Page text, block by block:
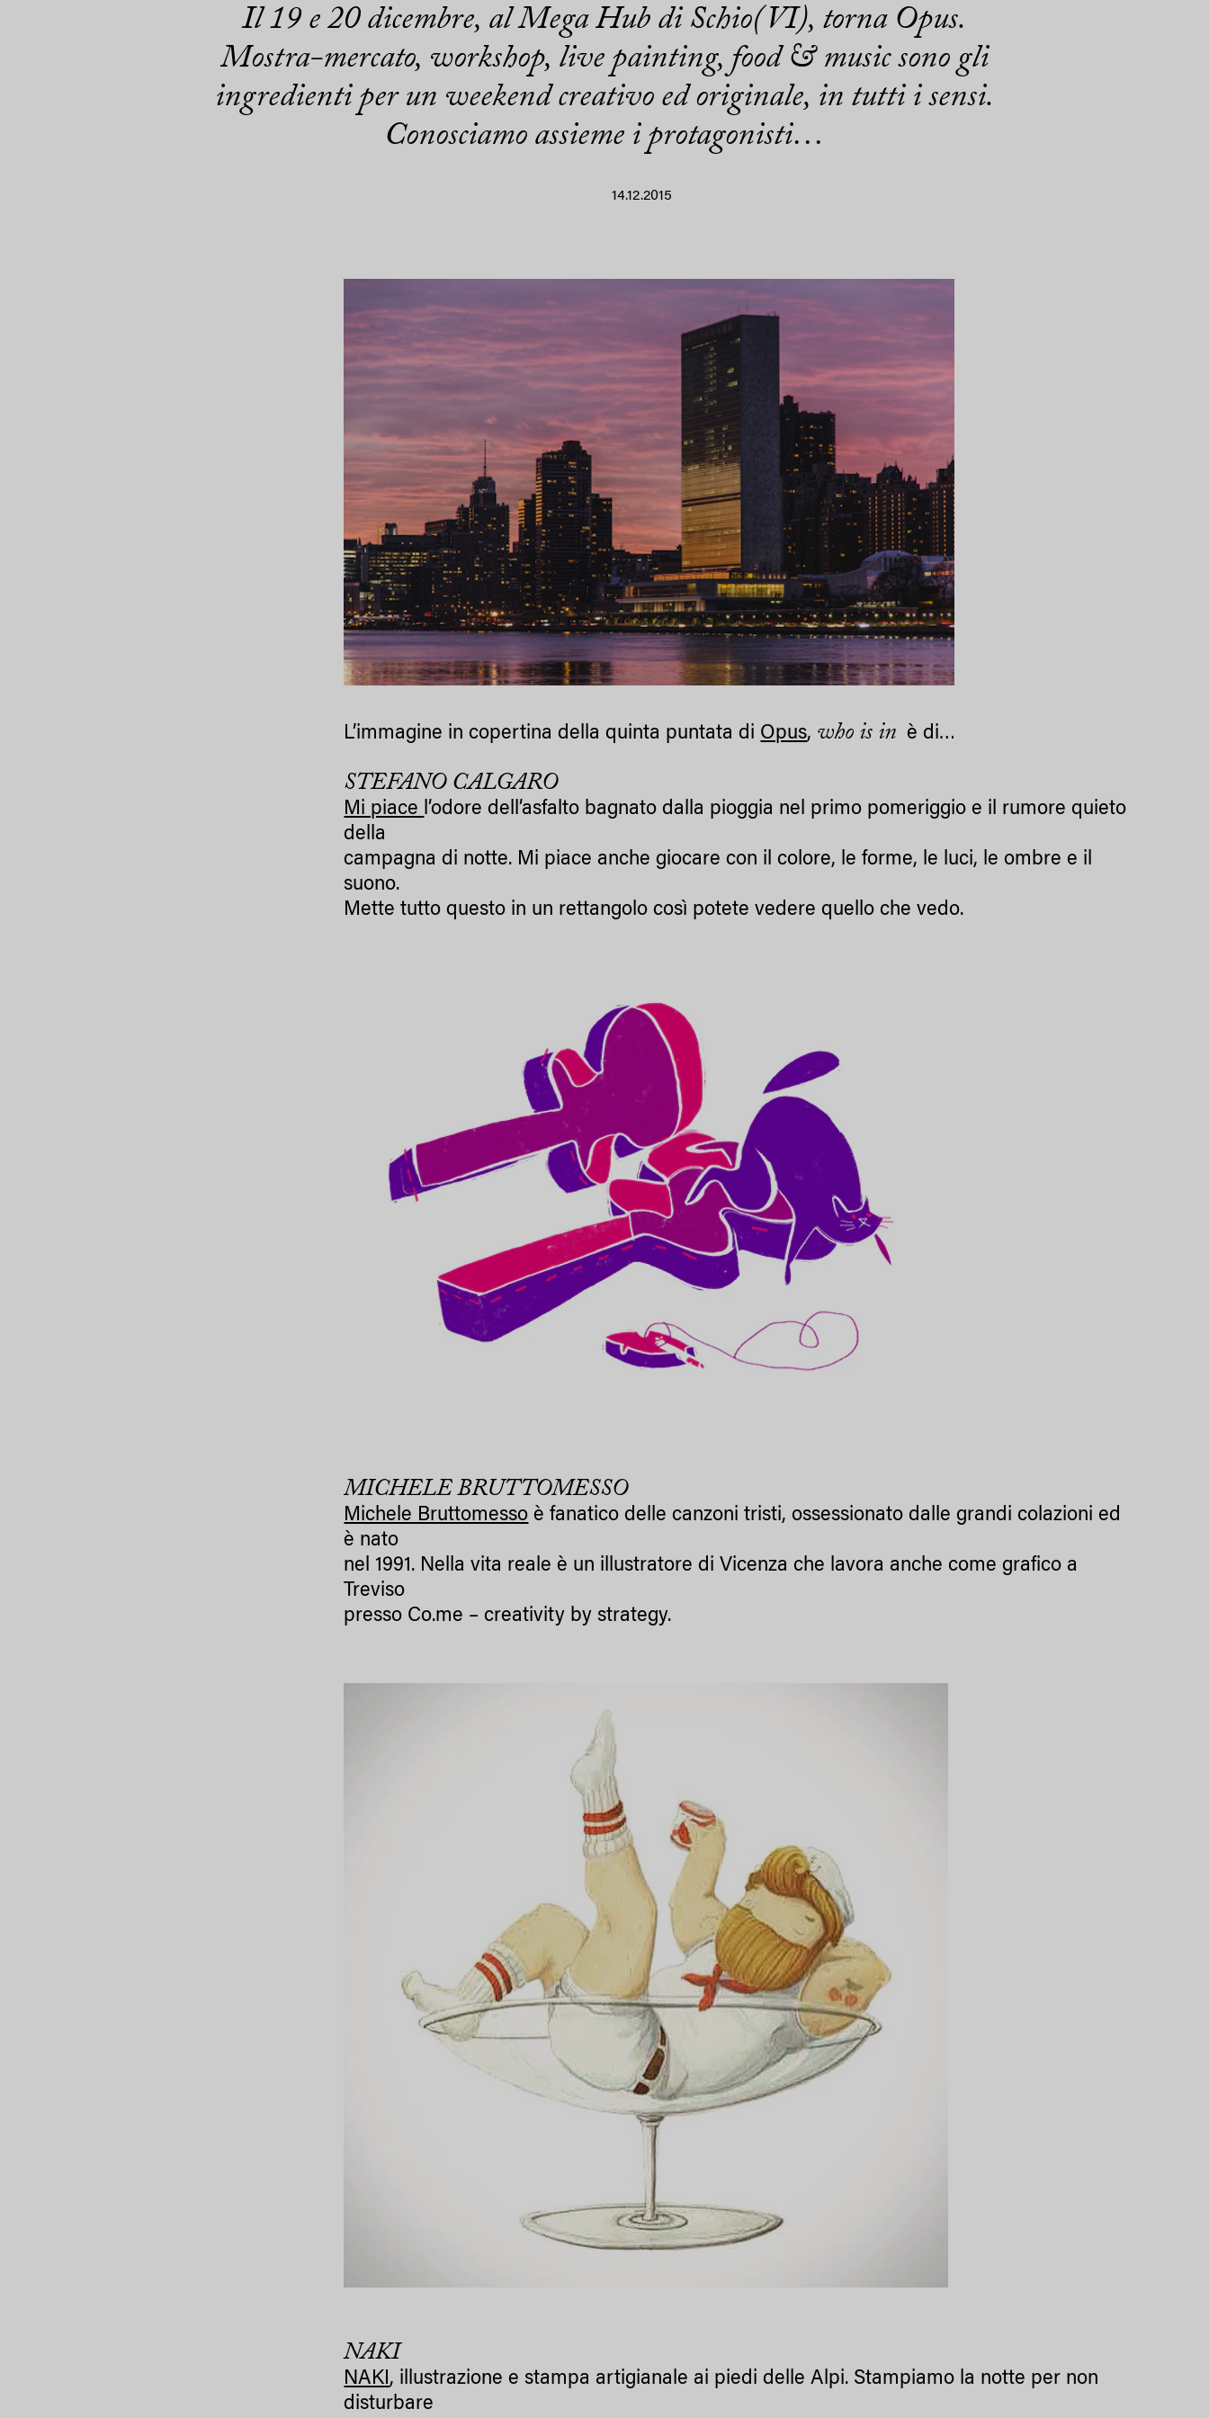
Il 19 e 20 dicembre, al Mega Hub di Schio(VI), torna Opus.
Mostra-mercato, workshop, live painting, food & music sono gli
ingredienti per un weekend creativo ed originale, in tutti i sensi.
Conosciamo assieme i protagonisti…
14.12.2015
L’immagine in copertina della quinta puntata di Opus, who is in è di…
STEFANO CALGARO
Mi piace l’odore dell’asfalto bagnato dalla pioggia nel primo pomeriggio e il rumore quieto
della
campagna di notte. Mi piace anche giocare con il colore, le forme, le luci, le ombre e il
suono.
Mette tutto questo in un rettangolo così potete vedere quello che vedo.
MICHELE BRUTTOMESSO
Michele Bruttomesso è fanatico delle canzoni tristi, ossessionato dalle grandi colazioni ed
è nato
nel 1991. Nella vita reale è un illustratore di Vicenza che lavora anche come grafico a
Treviso
presso Co.me – creativity by strategy.
NAKI
NAKI, illustrazione e stampa artigianale ai piedi delle Alpi. Stampiamo la notte per non
disturbare